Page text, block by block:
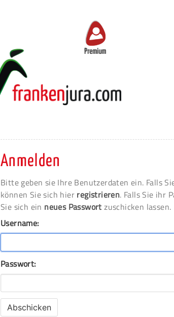
Premium
Anmelden
Bitte geben sie Ihre Benutzerdaten ein. Falls
können Sie sich hier registrieren. Falls Sie ihr
Sie sich ein neues Passwort zuschicken lassen.
Username:
Passwort: